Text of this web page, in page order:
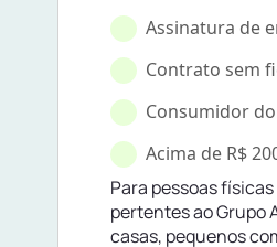
Assinatura de
Contrato sem
Consumidor
Acima de R$
Para pessoas
pertentes ao Grupo
casas, pequenos